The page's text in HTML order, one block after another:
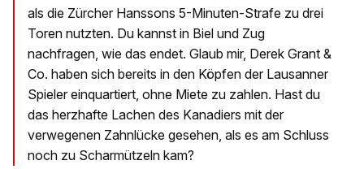
als die Zürcher Hanssons 5-Minuten-Strafe zu drei
Toren nutzten. Du kannst in Biel und Zug
nachfragen, wie das endet. Glaub mir, Derek Grant &
Co. haben sich bereits in den Köpfen der Lausanner
Spieler einquartiert, ohne Miete zu zahlen. Hast du
das herzhafte Lachen des Kanadiers mit der
verwegenen Zahnlücke gesehen, als es am Schluss
noch zu Scharmützeln kam?